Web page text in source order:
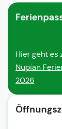
Hier geht es
Nupian
2026